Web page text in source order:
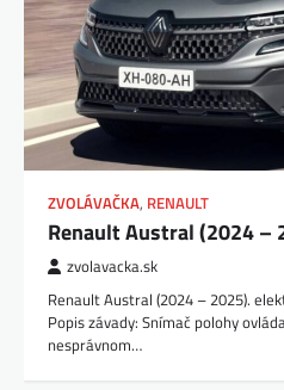
ZVOLÁVAČKA, RENAULT
Renault Austral (2024 –
zvolavacka.sk
Renault Austral (2024 – 2025).
Popis závady: Snímač polohy
nesprávnom…